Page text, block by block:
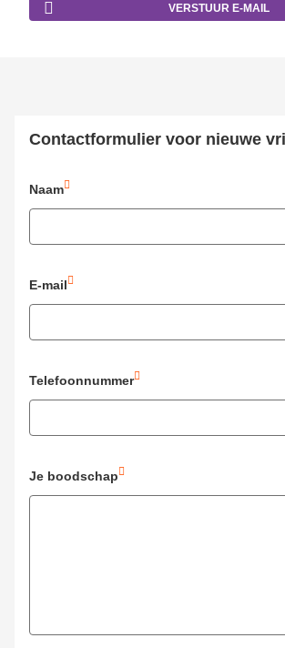
VERSTUUR E-MAIL
Contactformulier voor nieuwe
Naam
E-mail
Telefoonnummer
Je boodschap